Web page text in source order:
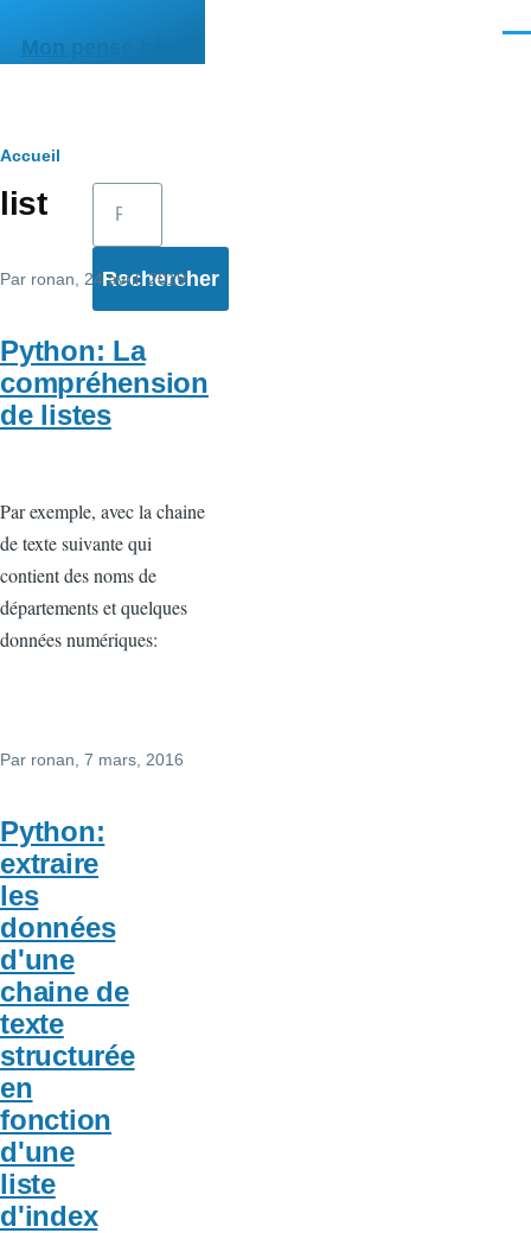
Mon pense-bête
Fil
d'Ariane
Accueil
list
Par ronan , 24 avril, 2019
Python: La
compréhension
de listes
Par exemple, avec la chaine
de texte suivante qui
contient des noms de
départements et quelques
données numériques:
Par ronan , 7 mars, 2016
Python:
extraire
les
données
d'une
chaine de
texte
structurée
en
fonction
d'une
liste
d'index